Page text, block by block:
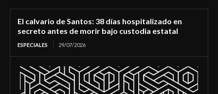
El calvario de Santos: 38 días hospitalizado en
secreto antes de morir bajo custodia estatal
ESPECIALES 29/07/2026